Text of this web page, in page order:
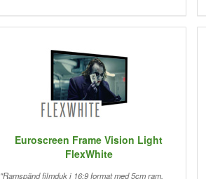
Euroscreen Frame Vision Light
FlexWhite
"Ramspänd filmduk i 16:9 format med 5cm ram.